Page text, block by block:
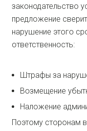
законодательство
предложение
нарушение этого
ответственность:
Штрафы за
Возмещение
Наложение
Поэтому сторонам